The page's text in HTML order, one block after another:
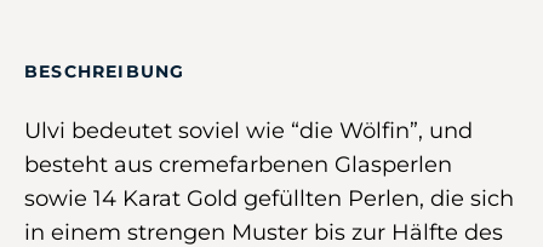
BESCHREIBUNG
Ulvi bedeutet soviel wie “die Wölfin”, und
besteht aus cremefarbenen Glasperlen
sowie 14 Karat Gold gefüllten Perlen, die sich
in einem strengen Muster bis zur Hälfte des